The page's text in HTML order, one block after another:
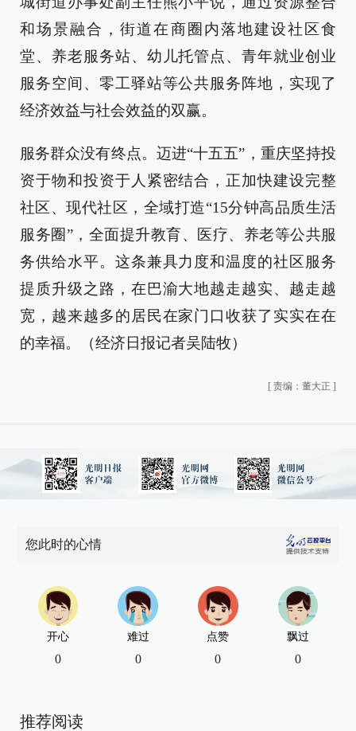
和场景融合，街道在商圈内落地建设社区食
堂、养老服务站、幼儿托管点、青年就业创业
服务空间、零工驿站等公共服务阵地，实现了
经济效益与社会效益的双赢。
服务群众没有终点。迈进“十五五”，重庆坚持投
资于物和投资于人紧密结合，正加快建设完整
社区、现代社区，全域打造“15分钟高品质生活
服务圈”，全面提升教育、医疗、养老等公共服
务供给水平。这条兼具力度和温度的社区服务
提质升级之路，在巴渝大地越走越实、越走越
宽，越来越多的居民在家门口收获了实实在在
的幸福。（经济日报记者吴陆牧）
[ 责编：董大正 ]
您此时的心情
开心
0
难过
0
点赞
0
飘过
0
推荐阅读